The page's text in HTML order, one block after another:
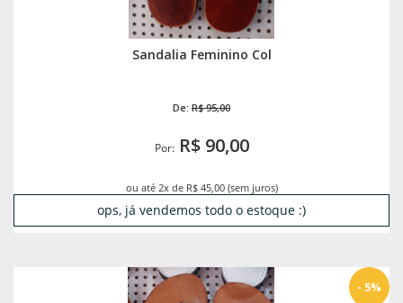
Sandalia Feminino Col
De: R$ 95,00
Por:R$ 90,00
ou até 2x de R$ 45,00 (sem juros)
ops, já vendemos todo o estoque :)
- 5%